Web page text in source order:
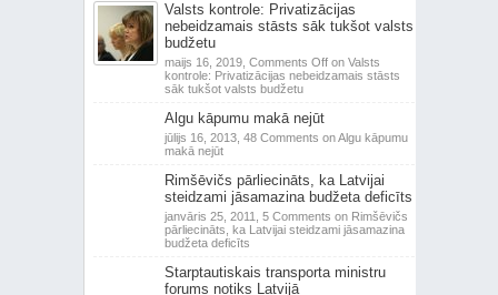
Valsts kontrole: Privatizācijas
nebeidzamais stāsts sāk tukšot valsts
budžetu
maijs 16, 2019, Comments Offon Valsts
kontrole: Privatizācijas nebeidzamais stāsts
sāk tukšot valsts budžetu
Algu kāpumu makā nejūt
jūlijs 16, 2013, 48 Comments on Algu kāpumu
makā nejūt
Rimšēvičs pārliecināts, ka Latvijai
steidzami jāsamazina budžeta deficīts
janvāris 25, 2011, 5 Comments on Rimšēvičs
pārliecināts, ka Latvijai steidzami jāsamazina
budžeta deficīts
Starptautiskais transporta ministru
forums notiks Latvijā